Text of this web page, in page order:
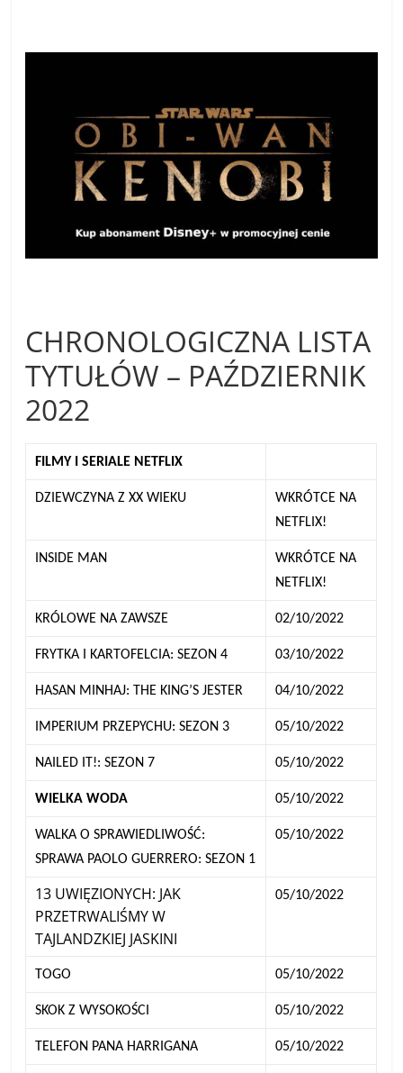
CHRONOLOGICZNA LISTA
TYTUŁÓW – PAŹDZIERNIK
2022
FILMY I SERIALE NETFLIX
DZIEWCZYNA Z XX WIEKU
WKRÓTCE NA
NETFLIX!
INSIDE MAN
WKRÓTCE NA
NETFLIX!
KRÓLOWE NA ZAWSZE 02/10/2022
FRYTKA I KARTOFELCIA: SEZON 4 03/10/2022
HASAN MINHAJ: THE KING’S JESTER 04/10/2022
IMPERIUM PRZEPYCHU: SEZON 3 05/10/2022
NAILED IT!: SEZON 7 05/10/2022
WIELKA WODA 05/10/2022
WALKA O SPRAWIEDLIWOŚĆ:
SPRAWA PAOLO GUERRERO: SEZON 1
05/10/2022
13 UWIĘZIONYCH: JAK
PRZETRWALIŚMY W
TAJLANDZKIEJ JASKINI
05/10/2022
TOGO 05/10/2022
SKOK Z WYSOKOŚCI 05/10/2022
TELEFON PANA HARRIGANA 05/10/2022